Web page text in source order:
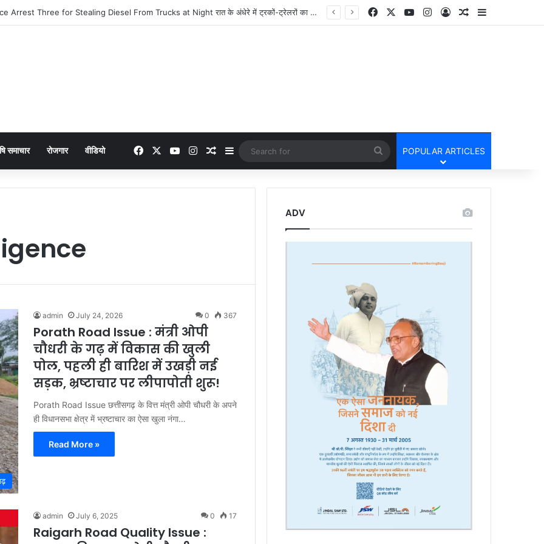
: 949 में लांच हुआ नया फीचर फोन, मिलेंगे कई दमदार फीचर्स FacebookYouTubeInstagram
Log InRandom Article
Sidebar
समाचार रोजगार वीडियो FacebookYouTubeInstagramRandom Article
Sidebar
Search
for
POPULAR ARTICLES
admin July 24, 2026 0 367
Porath Road Issue : मंत्री ओपी
चौधरी के गढ़ में विकास की खुली
पोल, पहली ही बारिश में उखड़ी नई
सड़क, भ्रष्टाचार पर लीपापोती शुरू!
Porath Road Issue छत्तीसगढ़ के वित्त मंत्री ओपी चौधरी के अपने
ही विधानसभा क्षेत्र में भ्रष्टाचार का ऐसा खुला नंगा…
Read More »
admin July 6, 2025 0 17
Raigarh Road Quality Issue :
ADV